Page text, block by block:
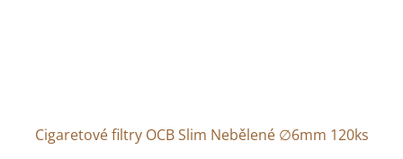
Cigaretové filtry OCB Slim Nebělené ∅6mm 120ks